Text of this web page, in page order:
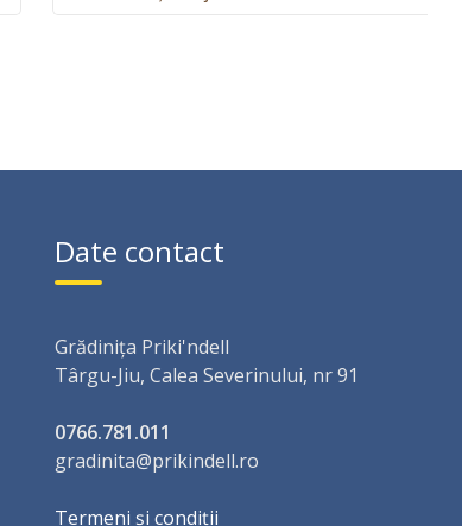
Date contact
Grădinița Priki'ndell
Târgu-Jiu, Calea Severinului, nr 91
0766.781.011
gradinita@prikindell.ro
Termeni și condiții